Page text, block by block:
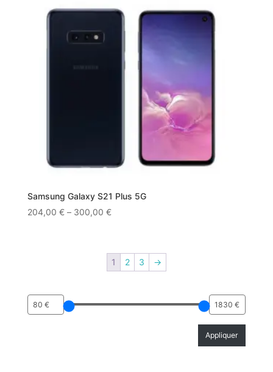
Samsung Galaxy S21 Plus 5G
204,00 €– 300,00 €
1 2 3 →
AppliquerAppliquer